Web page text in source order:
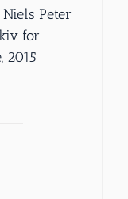
Niels Peter
for
2015